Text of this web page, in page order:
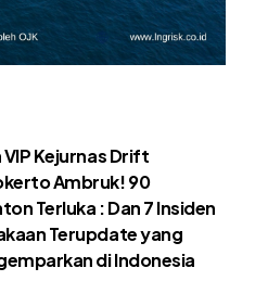
VIP Kejurnas Drift
Ambruk! 90
Terluka : Dan 7 Insiden
Terupdate yang
di Indonesia